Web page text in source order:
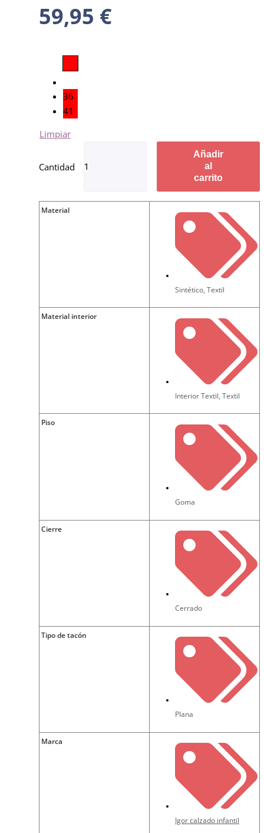
59,95 €
36
41
Limpiar
Añadir
al
carrito
Material
Sintético, Textil
Material interior
Interior Textil, Textil
Piso
Goma
Cierre
Cerrado
Tipo de tacón
Plana
Marca
Igor calzado infantil